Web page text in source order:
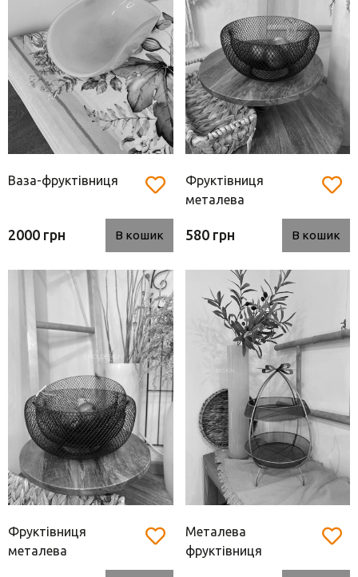
Ваза-фруктівниця
2000 грн В кошик
Фруктівниця
металева
580 грн В кошик
Фруктівниця
металева
Металева
фруктівниця